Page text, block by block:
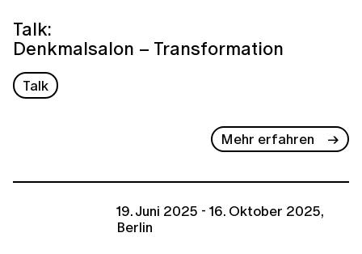
Talk:
Denkmalsalon – Transformation
Talk
Mehr erfahren
19. Juni 2025 - 16. Oktober 2025,
Berlin